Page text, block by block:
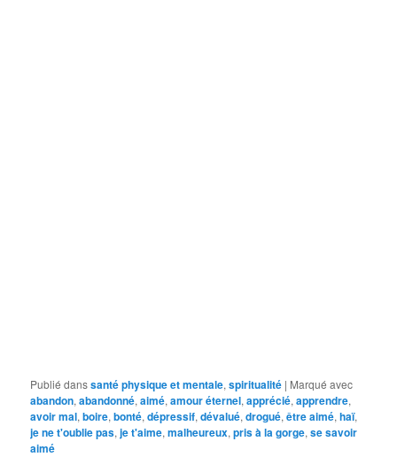
Publié danssanté physique et mentale,spiritualité | Marqué avec
abandon,abandonné,aimé,amour éternel,apprécié,apprendre,
avoir mal,boire,bonté,dépressif,dévalué,drogué,être aimé,haï,
je ne t'oublie pas,je t'aime,malheureux,pris à la gorge,se savoir
aimé